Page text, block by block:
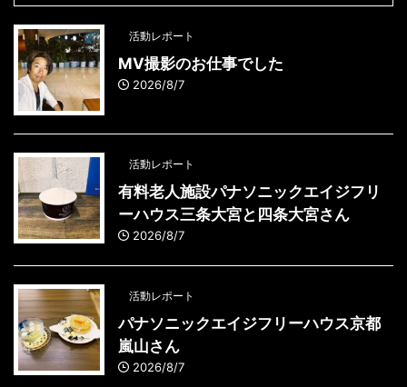
活動レポート
MV撮影のお仕事でした
2026/8/7
活動レポート
有料老人施設パナソニックエイジフリ
ーハウス三条大宮と四条大宮さん
2026/8/7
活動レポート
パナソニックエイジフリーハウス京都
嵐山さん
2026/8/7